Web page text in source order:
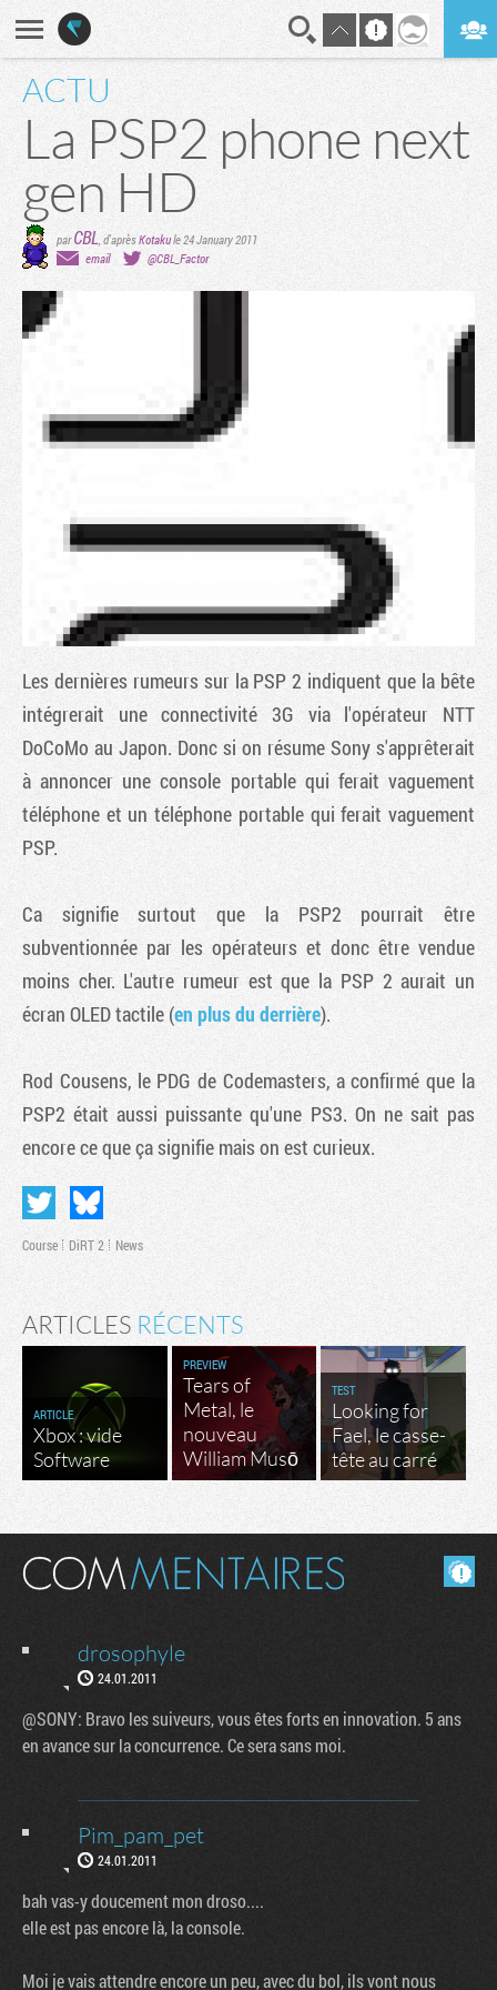
ACTU
La PSP2 phone next
gen HD
parCBL , d'aprèsKotakule 24 January 2011
email
@CBL_Factor
Les dernières rumeurs sur la PSP 2 indiquent que la bête
intégrerait une connectivité 3G via l'opérateur NTT
DoCoMo au Japon. Donc si on résume Sony s'apprêterait
à annoncer une console portable qui ferait vaguement
téléphone et un téléphone portable qui ferait vaguement
PSP.
Ca signifie surtout que la PSP2 pourrait être
subventionnée par les opérateurs et donc être vendue
moins cher. L'autre rumeur est que la PSP 2 aurait un
écran OLED tactile (en plus du derrière).
Rod Cousens, le PDG de Codemasters, a confirmé que la
PSP2 était aussi puissante qu'une PS3. On ne sait pas
encore ce que ça signifie mais on est curieux.
Course DiRT 2 News
ARTICLES RÉCENTS
ARTICLE
Xbox : vide
Software
PREVIEW
Tears of
Metal, le
nouveau
William Musō
TEST
Looking for
Fael, le casse-
tête au carré
Masquer les commentaires lus.
drosophyle
24.01.2011
@SONY: Bravo les suiveurs, vous êtes forts en innovation. 5 ans
en avance sur la concurrence. Ce sera sans moi.
Pim_pam_pet
24.01.2011
bah vas-y doucement mon droso....
elle est pas encore là, la console.
Moi je vais attendre encore un peu, avec du bol, ils vont nous